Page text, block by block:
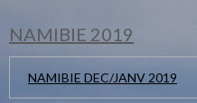
NAMIBIE 2019
NAMIBIE DEC/JANV 2019